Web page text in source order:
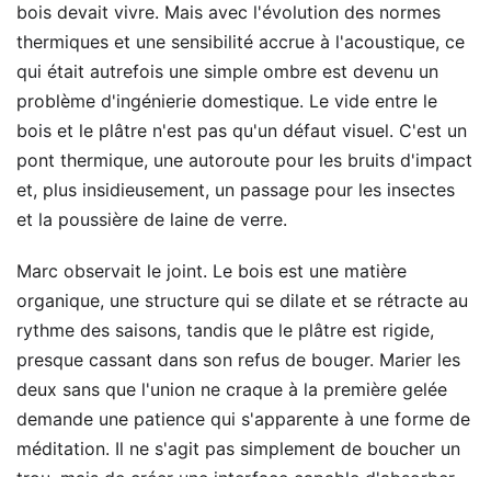
bois devait vivre. Mais avec l'évolution des normes
thermiques et une sensibilité accrue à l'acoustique, ce
qui était autrefois une simple ombre est devenu un
problème d'ingénierie domestique. Le vide entre le
bois et le plâtre n'est pas qu'un défaut visuel. C'est un
pont thermique, une autoroute pour les bruits d'impact
et, plus insidieusement, un passage pour les insectes
et la poussière de laine de verre.
Marc observait le joint. Le bois est une matière
organique, une structure qui se dilate et se rétracte au
rythme des saisons, tandis que le plâtre est rigide,
presque cassant dans son refus de bouger. Marier les
deux sans que l'union ne craque à la première gelée
demande une patience qui s'apparente à une forme de
méditation. Il ne s'agit pas simplement de boucher un